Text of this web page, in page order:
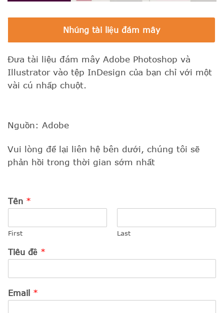
Nhúng tài liệu đám mây
Đưa tài liệu đám mây Adobe Photoshop và
Illustrator vào tệp InDesign của bạn chỉ với một
vài cú nhấp chuột.
Nguồn: Adobe
Vui lòng để lại liên hệ bên dưới, chúng tôi sẽ
phản hồi trong thời gian sớm nhất
Tên *
First Last
Tiêu đề *
Email *